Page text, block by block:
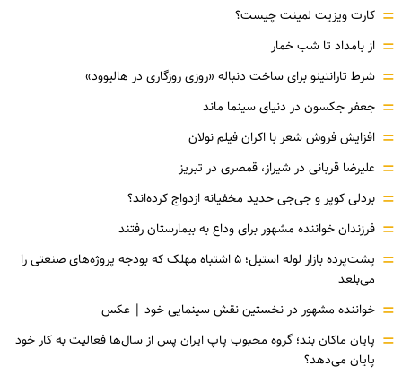
= کارت ویزیت لمینت چیست؟
= از بامداد تا شب خمار
= شرط تارانتینو برای ساخت دنباله «روزی روزگاری در هالیوود»
= جعفر جکسون در دنیای سینما ماند
= افزایش فروش شعر با اکران فیلم نولان
= علیرضا قربانی در شیراز، قمصری در تبریز
= بردلی کوپر و جی‌جی حدید مخفیانه ازدواج کرده‌اند؟
= فرزندان خواننده مشهور برای وداع به بیمارستان رفتند
=
پشت‌پرده بازار لوله استیل؛ ۵ اشتباه مهلک که بودجه پروژه‌های صنعتی را
می‌بلعد
= خواننده مشهور در نخستین نقش سینمایی خود |‌ عکس
= پایان ماکان بند؛ گروه محبوب پاپ ایران پس از سال‌ها فعالیت به کار خود
پایان می‌دهد؟